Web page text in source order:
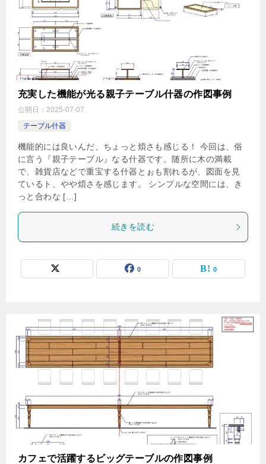
充実した機能が光る親子テーブル什器の作図事例
公開日： 2025-07-07
テーブル什器
機能的には良いんだ、ちょっと煩さも感じる！ 今回は、俗
に言う『親子テーブル』なる什器です。随所に木の満載
で、雑貨店などで重宝する什器とぉも割れるが、図面を見
ているト、やや煩さを感じます。 シンプルな空間には、き
っと合わな […]
続きを読む
0 0
カフェで活躍するビッグテーブルの作図事例